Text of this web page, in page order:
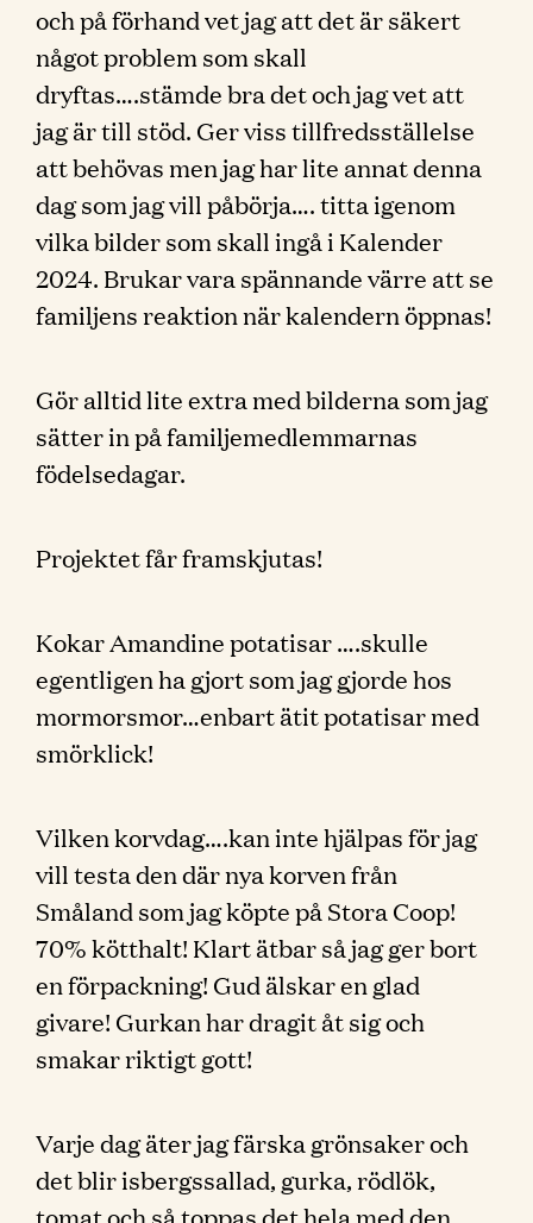
och på förhand vet jag att det är säkert
något problem som skall
dryftas….stämde bra det och jag vet att
jag är till stöd. Ger viss tillfredsställelse
att behövas men jag har lite annat denna
dag som jag vill påbörja…. titta igenom
vilka bilder som skall ingå i Kalender
2024. Brukar vara spännande värre att se
familjens reaktion när kalendern öppnas!
Gör alltid lite extra med bilderna som jag
sätter in på familjemedlemmarnas
födelsedagar.
Projektet får framskjutas!
Kokar Amandine potatisar ….skulle
egentligen ha gjort som jag gjorde hos
mormorsmor…enbart ätit potatisar med
smörklick!
Vilken korvdag….kan inte hjälpas för jag
vill testa den där nya korven från
Småland som jag köpte på Stora Coop!
70% kötthalt! Klart ätbar så jag ger bort
en förpackning! Gud älskar en glad
givare! Gurkan har dragit åt sig och
smakar riktigt gott!
Varje dag äter jag färska grönsaker och
det blir isbergssallad, gurka, rödlök,
tomat och så toppas det hela med den